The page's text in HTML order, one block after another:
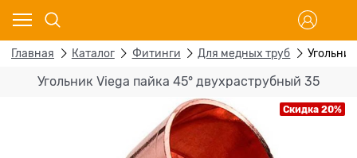
Главная Каталог Фитинги Для медных труб
Угольник Viega пайка 45° двухраструбный 35
Скидка 20%